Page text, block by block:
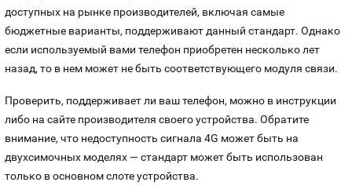
доступных на рынке производителей, включая самые
бюджетные варианты, поддерживают данный стандарт. Однако
если используемый вами телефон приобретен несколько лет
назад, то в нем может не быть соответствующего модуля связи.
Проверить, поддерживает ли ваш телефон, можно в инструкции
либо на сайте производителя своего устройства. Обратите
внимание, что недоступность сигнала 4G может быть на
двухсимочных моделях — стандарт может быть использован
только в основном слоте устройства.